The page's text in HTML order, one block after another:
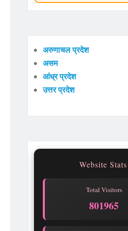
अरुणाचल प्रदेश
असम
आंध्र प्रदेश
उत्तर प्रदेश
Website Stats
Total Visitors
801965